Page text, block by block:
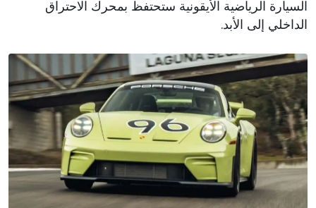
السيارة الرياضية الأيقونية ستحتفظ بمحرك الاحتراق
الداخلي إلى الأبد.